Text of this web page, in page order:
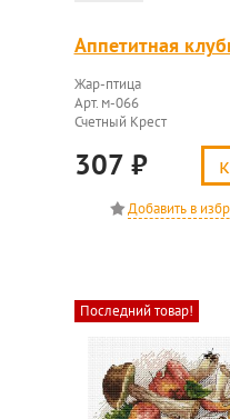
Аппетитная
Жар-птица
Арт. м-066
Счетный Крест
307 ₽
Последний товар!